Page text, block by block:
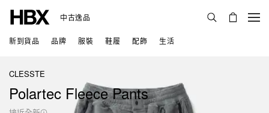
中古逸品
新到貨品 品牌 服裝 鞋履 配飾 生活
CLESSTE
Polartec Fleece Pants